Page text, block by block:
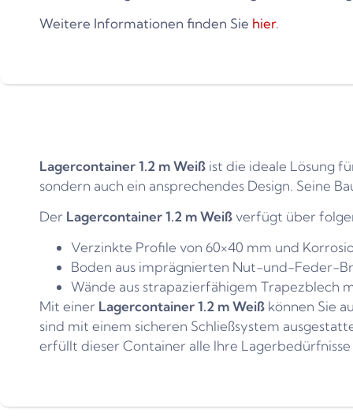
Weitere Informationen finden Sie hier.
Lagercontainer 1.2 m Weiß ist die ideale Lösung
sondern auch ein ansprechendes Design. Seine
Der Lagercontainer 1.2 m Weiß verfügt über
Verzinkte Profile von 60×40 mm und
Boden aus imprägnierten Nut-und-Feder-
Wände aus strapazierfähigem Trapezblech
Mit einer Lagercontainer 1.2 m Weiß können Sie
sind mit einem sicheren Schließsystem
erfüllt dieser Container alle Ihre